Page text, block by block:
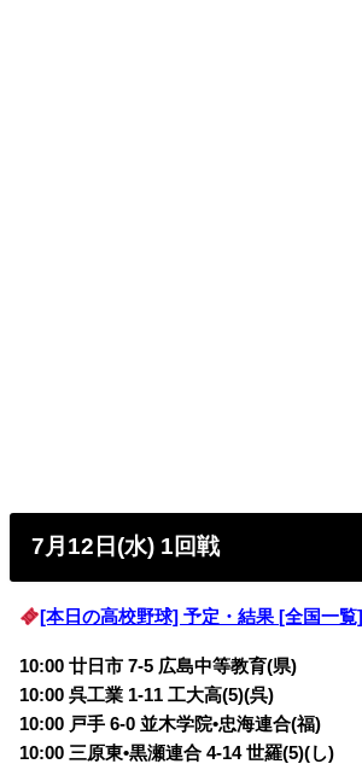
7月12日(水) 1回戦
[本日の高校野球] 予定・結果 [全国一覧]
10:00 廿日市 7-5 広島中等教育(県)
10:00 呉工業 1-11 工大高(5)(呉)
10:00 戸手 6-0 並木学院•忠海連合(福)
10:00 三原東•黒瀬連合 4-14 世羅(5)(し)